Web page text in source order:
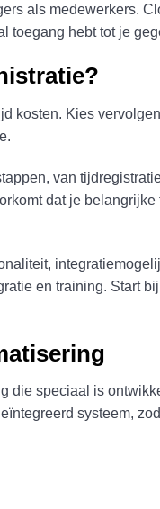
als medewerkers.
toegang hebt tot je
kosten. Kies
van
dat je
en training. Start
die speciaal is
systeem,